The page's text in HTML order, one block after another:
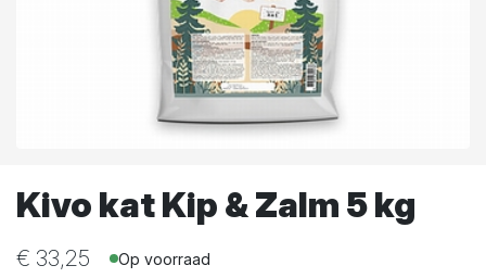
Kivo kat Kip & Zalm 5 kg
€ 33,25 Op voorraad